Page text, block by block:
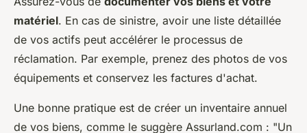
matériel. En cas de sinistre, avoir une liste détaillée
de vos actifs peut accélérer le processus de
réclamation. Par exemple, prenez des photos de vos
équipements et conservez les factures d'achat.
Une bonne pratique est de créer un inventaire annuel
de vos biens, comme le suggère Assurland.com : "Un